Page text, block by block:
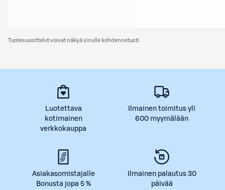
Tuotesuosittelut voivat näkyä sinulle kohdennetusti
Luotettava
kotimainen
verkkokauppa
Ilmainen toimitus yli
600 myymälään
Asiakasomistajalle
Bonusta jopa 5 %
Ilmainen palautus 30
päivää